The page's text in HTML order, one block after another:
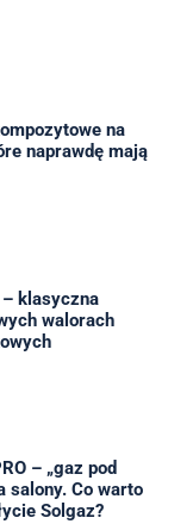
na
naprawdę mają
klasyczna
walorach
– „gaz pod
salony. Co warto
Solgaz?